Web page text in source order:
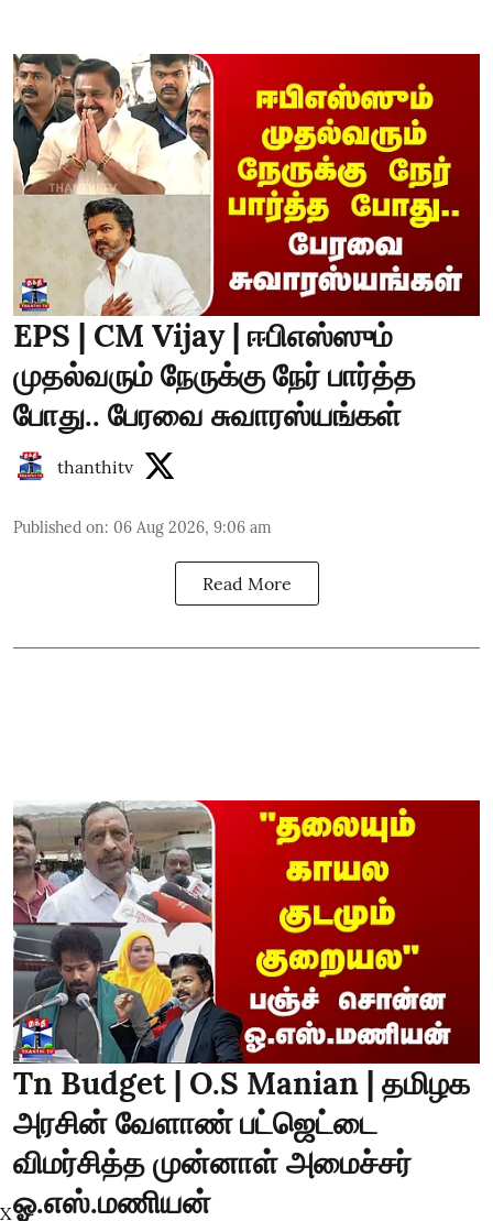
EPS | CM Vijay | ஈபிஎஸ்ஸும்
முதல்வரும் நேருக்கு நேர் பார்த்த
போது.. பேரவை சுவாரஸ்யங்கள்
thanthitv
Published on: 06 Aug 2026, 9:06 am
Read More
Tn Budget | O.S Manian | தமிழக
அரசின் வேளாண் பட்ஜெட்டை
விமர்சித்த முன்னாள் அமைச்சர்
ஓ.எஸ்.மணியன்
X